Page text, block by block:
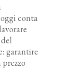
conta
garantire